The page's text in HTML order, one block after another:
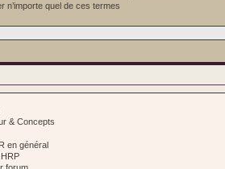
n’importe quel de ces termes